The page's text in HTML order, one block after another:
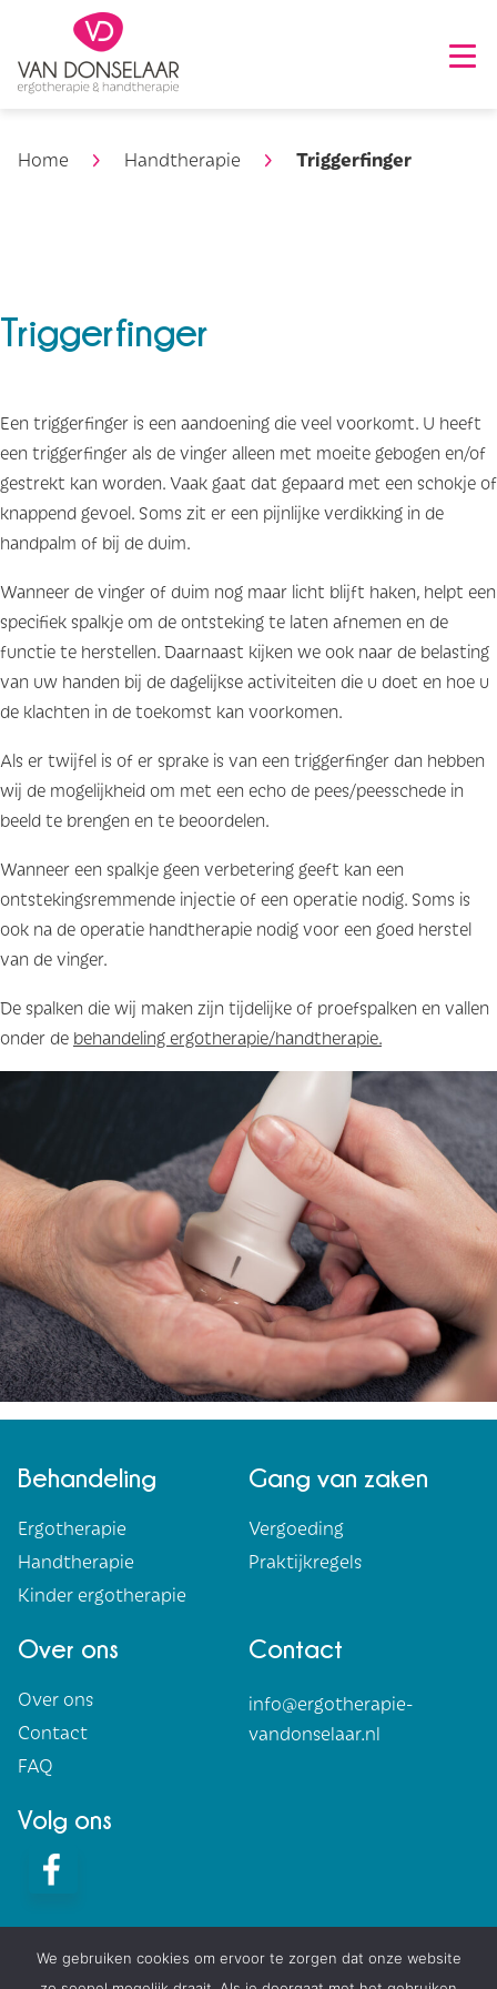
Home Handtherapie Triggerfinger
Triggerfinger
Een triggerfinger is een aandoening die veel voorkomt. U heeft
een triggerfinger als de vinger alleen met moeite gebogen en/of
gestrekt kan worden. Vaak gaat dat gepaard met een schokje of
knappend gevoel. Soms zit er een pijnlijke verdikking in de
handpalm of bij de duim.
Wanneer de vinger of duim nog maar licht blijft haken, helpt een
specifiek spalkje om de ontsteking te laten afnemen en de
functie te herstellen. Daarnaast kijken we ook naar de belasting
van uw handen bij de dagelijkse activiteiten die u doet en hoe u
de klachten in de toekomst kan voorkomen.
Als er twijfel is of er sprake is van een triggerfinger dan hebben
wij de mogelijkheid om met een echo de pees/peesschede in
beeld te brengen en te beoordelen.
Wanneer een spalkje geen verbetering geeft kan een
ontstekingsremmende injectie of een operatie nodig. Soms is
ook na de operatie handtherapie nodig voor een goed herstel
van de vinger.
De spalken die wij maken zijn tijdelijke of proefspalken en vallen
onder de behandeling ergotherapie/handtherapie.
Behandeling
Ergotherapie
Handtherapie
Kinder ergotherapie
Gang van zaken
Vergoeding
Praktijkregels
Over ons
Over ons
Contact
FAQ
Contact
info@ergotherapie-
vandonselaar.nl
Volg ons
We gebruiken cookies om ervoor te zorgen dat onze website